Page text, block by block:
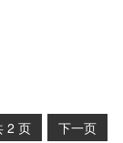
2 页 下一页